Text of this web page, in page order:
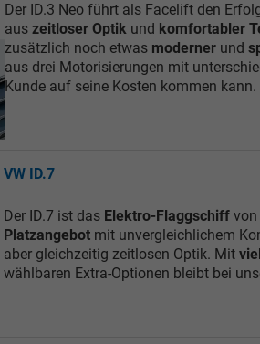
Der ID.3 Neo führt als Facelift den
aus zeitloser Optikund komfortabler
zusätzlich noch etwas moderner und
aus drei Motorisierungen mit
Kunde auf seine Kosten kommen kann.
VW ID.7
Der ID.7 ist das Elektro-Flaggschiffvon
Platzangebotmit unvergleichlichem
aber gleichzeitig zeitlosen Optik. Mit
wählbaren Extra-Optionen bleibt bei